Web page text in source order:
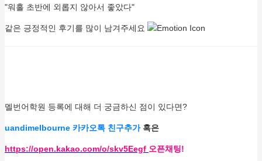
"워홀 초반에 외롭지 않아서 좋았다"
같은 긍정적인 후기를 많이 남겨주세요
멜번어학원 등록에 대해 더 궁금하신 점이 있다면?
uandimelbourne 카카오톡 친구추가혹은
https://open.kakao.com/o/skv5Eegf 오픈채팅!